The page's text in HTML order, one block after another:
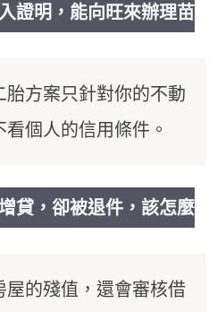
證明，能向旺來辦理苗
胎方案只針對你的不動
個人的信用條件。
貸，卻被退件，該怎麼
屋的殘值，還會審核借